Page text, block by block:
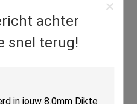
achter
snel terug!